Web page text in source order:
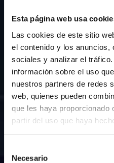
Esta página web usa
Las cookies de este sitio
el contenido y los anuncios,
sociales y analizar el
información sobre el uso
nuestros partners de redes
web, quienes pueden
que les haya proporcionado
partir del uso que haya
Necesario